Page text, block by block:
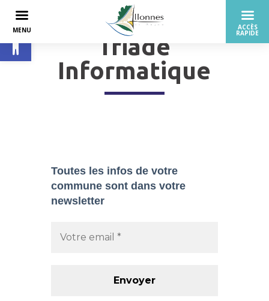
Ouvrir la barre d’outils
Triade
Informatique
Toutes les infos de votre
commune sont dans votre
newsletter